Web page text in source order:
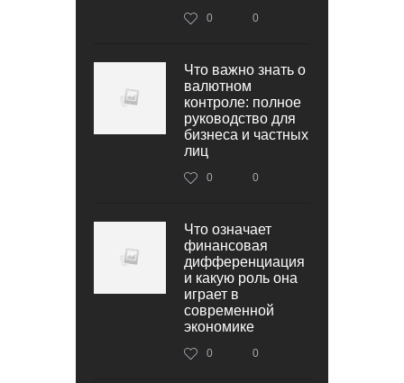
0 0
Что важно знать о
валютном
контроле: полное
руководство для
бизнеса и частных
лиц
0 0
Что означает
финансовая
дифференциация
и какую роль она
играет в
современной
экономике
0 0